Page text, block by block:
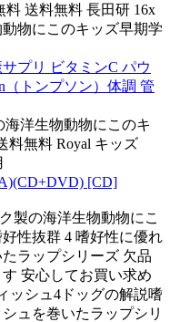
料 送料無料 長田研 16x
物にこのキッズ早期学
プリ ビタミンC パウ
（トンプソン）体調 管
海洋生物動物にこのキ
料無料 Royal キッズ
[CD]
製の海洋生物動物にこ
性抜群 4 嗜好性に優れ
ラップシリーズ 欠品
安心してお買い求め
ッシュ4ドッグの解説嗜
ュを巻いたラップシリ